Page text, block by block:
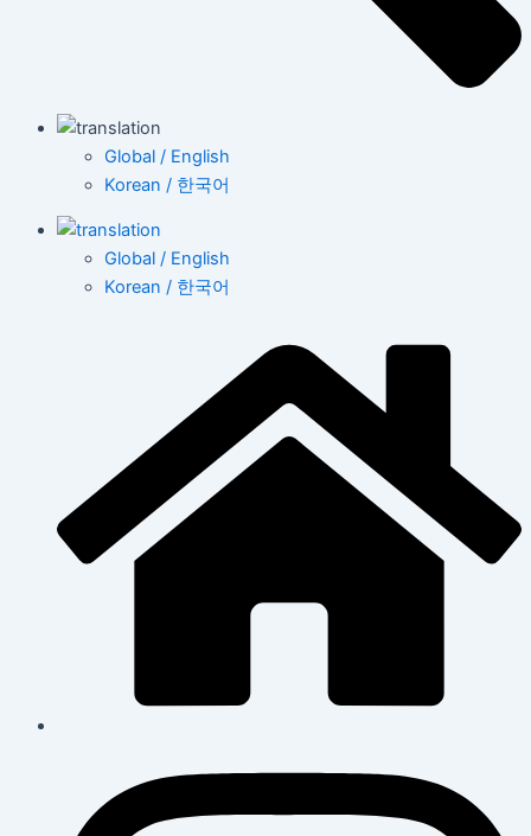
Global / English
Korean / 한국어
Global / English
Korean / 한국어